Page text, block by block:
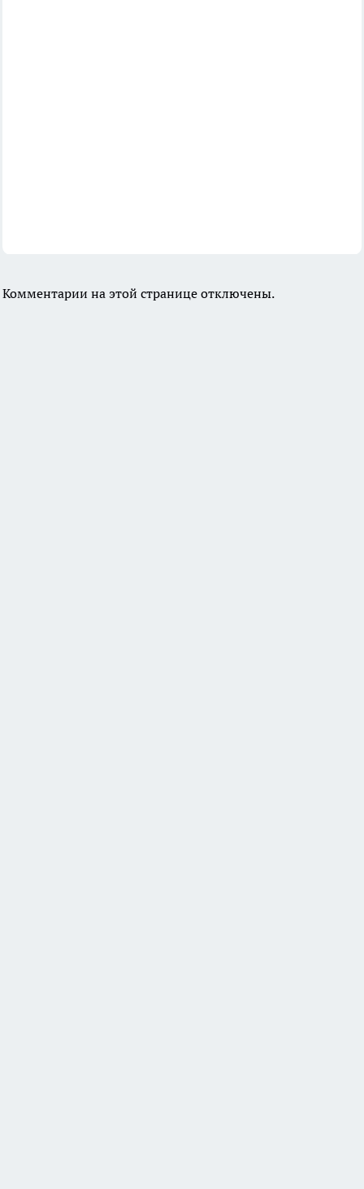
Комментарии на этой странице отключены.